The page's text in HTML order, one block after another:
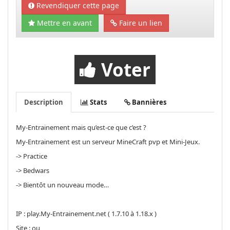
Revendiquer cette page
Mettre en avant
Faire un lien
Voter
Description Stats Bannières
My-Entrainement mais qu’est-ce que c’est ?
My-Entrainement est un serveur MineCraft pvp et Mini-Jeux.
-> Practice
-> Bedwars
-> Bientôt un nouveau mode…
IP : play.My-Entrainement.net ( 1.7.10 à 1.18.x )
Site : ou